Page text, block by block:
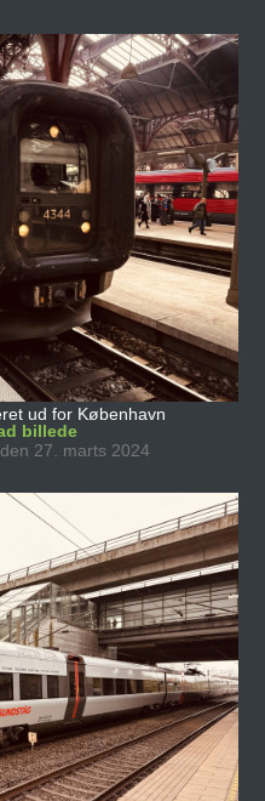
ud for København
billede
27. marts 2024